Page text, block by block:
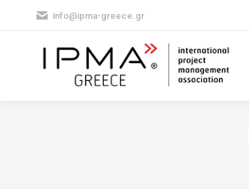
info@ipma-greece.gr